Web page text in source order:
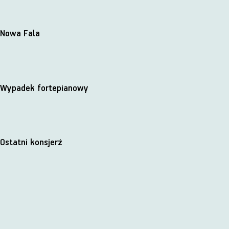
Nowa Fala
Wypadek fortepianowy
Ostatni konsjerż